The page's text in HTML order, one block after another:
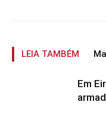
LEIA TAMBÉM
Em